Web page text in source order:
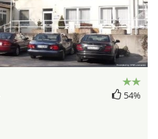
54%